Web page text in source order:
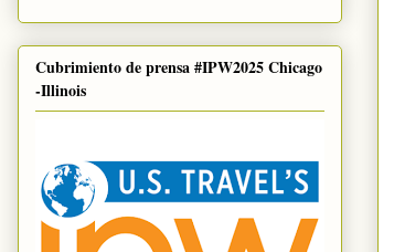
Cubrimiento de prensa #IPW2025 Chicago
-Illinois